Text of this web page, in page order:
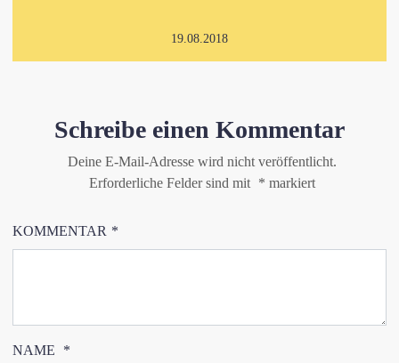
19.08.2018
Schreibe einen Kommentar
Deine E-Mail-Adresse wird nicht veröffentlicht.
Erforderliche Felder sind mit * markiert
KOMMENTAR *
NAME *